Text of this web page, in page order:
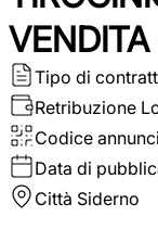
Tipo di
Retribuzione
Codice
Data di
Città Siderno